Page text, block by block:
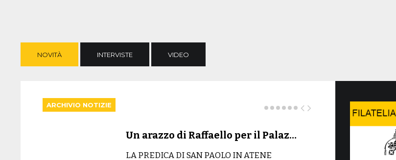
NOVITÀ INTERVISTE VIDEO
ARCHIVIO NOTIZIE
Un arazzo di Raffaello per il Palaz…
LA PREDICA DI SAN PAOLO IN ATENE